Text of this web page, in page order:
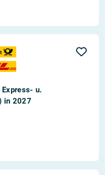
u.
in 2027